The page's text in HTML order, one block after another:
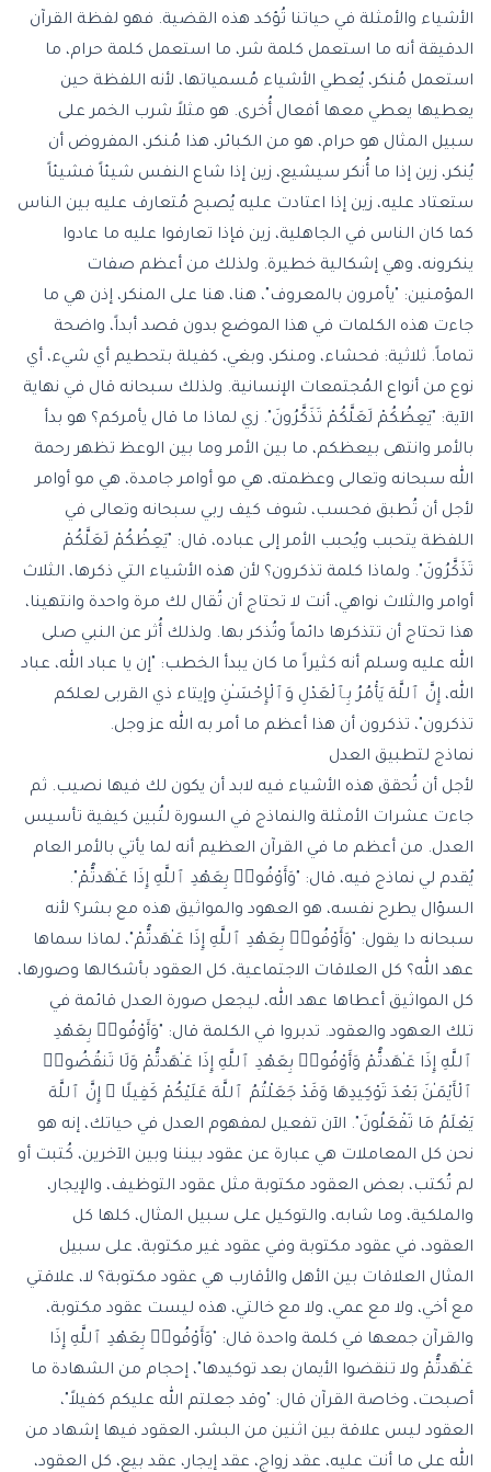
الأشياء والأمثلة في حياتنا تُؤكد هذه القضية. فهو لفظة القرآن
الدقيقة أنه ما استعمل كلمة شر، ما استعمل كلمة حرام، ما
استعمل مُنكر، يُعطي الأشياء مُسمياتها، لأنه اللفظة حين
يعطيها يعطي معها أفعال أُخرى. هو مثلاً شرب الخمر على
سبيل المثال هو حرام، هو من الكبائر، هذا مُنكر، المفروض أن
يُنكر، زين إذا ما أُنكر سيشيع، زين إذا شاع النفس شيئاً فشيئاً
ستعتاد عليه، زين إذا اعتادت عليه يُصبح مُتعارف عليه بين الناس
كما كان الناس في الجاهلية، زين فإذا تعارفوا عليه ما عادوا
ينكرونه، وهي إشكالية خطيرة. ولذلك من أعظم صفات
المؤمنين: "يأمرون بالمعروف"، هنا، هنا على المنكر، إذن هي ما
جاءت هذه الكلمات في هذا الموضع بدون قصد أبداً، واضحة
تماماً. ثلاثية: فحشاء، ومنكر، وبغي، كفيلة بتحطيم أي شيء، أي
نوع من أنواع المُجتمعات الإنسانية. ولذلك سبحانه قال في نهاية
الآية: "يَعِظُكُمْ لَعَلَّكُمْ تَذَكَّرُونَ". زي لماذا ما قال يأمركم؟ هو بدأ
بالأمر وانتهى بيعظكم، ما بين الأمر وما بين الوعظ تظهر رحمة
الله سبحانه وتعالى وعظمته، هي مو أوامر جامدة، هي مو أوامر
لأجل أن تُطبق فحسب، شوف كيف ربي سبحانه وتعالى في
اللفظة يتحبب ويُحبب الأمر إلى عباده، قال: "يَعِظُكُمْ لَعَلَّكُمْ
تَذَكَّرُونَ". ولماذا كلمة تذكرون؟ لأن هذه الأشياء التي ذكرها، الثلاث
أوامر والثلاث نواهي، أنت لا تحتاج أن تُقال لك مرة واحدة وانتهينا،
هذا تحتاج أن تتذكرها دائماً وتُذكر بها. ولذلك أُثر عن النبي صلى
الله عليه وسلم أنه كثيراً ما كان يبدأ الخطب: "إن يا عباد الله، عباد
الله، إِنَّ ٱللَّهَ يَأْمُرُ بِٱلْعَدْلِ وَٱلْإِحْسَـٰنِ وإيتاء ذي القربى لعلكم
تذكرون"، تذكرون أن هذا أعظم ما أمر به الله عز وجل.
نماذج لتطبيق العدل
لأجل أن تُحقق هذه الأشياء فيه لابد أن يكون لك فيها نصيب. ثم
جاءت عشرات الأمثلة والنماذج في السورة لتُبين كيفية تأسيس
العدل. من أعظم ما في القرآن العظيم أنه لما يأتي بالأمر العام
يُقدم لي نماذج فيه، قال: "وَأَوْفُوا۟ بِعَهْدِ ٱللَّهِ إِذَا عَـٰهَدتُّمْ".
السؤال يطرح نفسه، هو العهود والمواثيق هذه مع بشر؟ لأنه
سبحانه دا يقول: "وَأَوْفُوا۟ بِعَهْدِ ٱللَّهِ إِذَا عَـٰهَدتُّمْ"، لماذا سماها
عهد الله؟ كل العلاقات الاجتماعية، كل العقود بأشكالها وصورها،
كل المواثيق أعطاها عهد الله، ليجعل صورة العدل قائمة في
تلك العهود والعقود. تدبروا في الكلمة قال: "وَأَوْفُوا۟ بِعَهْدِ
ٱللَّهِ إِذَا عَـٰهَدتُّمْ وَأَوْفُوا۟ بِعَهْدِ ٱللَّهِ إِذَا عَـٰهَدتُّمْ وَلَا تَنقُضُوا۟
ٱلْأَيْمَـٰنَ بَعْدَ تَوْكِيدِهَا وَقَدْ جَعَلْتُمُ ٱللَّهَ عَلَيْكُمْ كَفِيلًا ۚ إِنَّ ٱللَّهَ
يَعْلَمُ مَا تَفْعَلُونَ". الآن تفعيل لمفهوم العدل في حياتك، إنه هو
نحن كل المعاملات هي عبارة عن عقود بيننا وبين الآخرين، كُتبت أو
لم تُكتب، بعض العقود مكتوبة مثل عقود التوظيف، والإيجار،
والملكية، وما شابه، والتوكيل على سبيل المثال، كلها كل
العقود، في عقود مكتوبة وفي عقود غير مكتوبة، على سبيل
المثال العلاقات بين الأهل والأقارب هي عقود مكتوبة؟ لا، علاقتي
مع أخي، ولا مع عمي، ولا مع خالتي، هذه ليست عقود مكتوبة،
والقرآن جمعها في كلمة واحدة قال: "وَأَوْفُوا۟ بِعَهْدِ ٱللَّهِ إِذَا
عَـٰهَدتُّمْ ولا تنقضوا الأيمان بعد توكيدها"، إحجام من الشهادة ما
أصبحت، وخاصة القرآن قال: "وقد جعلتم الله عليكم كفيلاً"،
العقود ليس علاقة بين اثنين من البشر، العقود فيها إشهاد من
الله على ما أنت عليه، عقد زواج، عقد إيجار، عقد بيع، كل العقود،